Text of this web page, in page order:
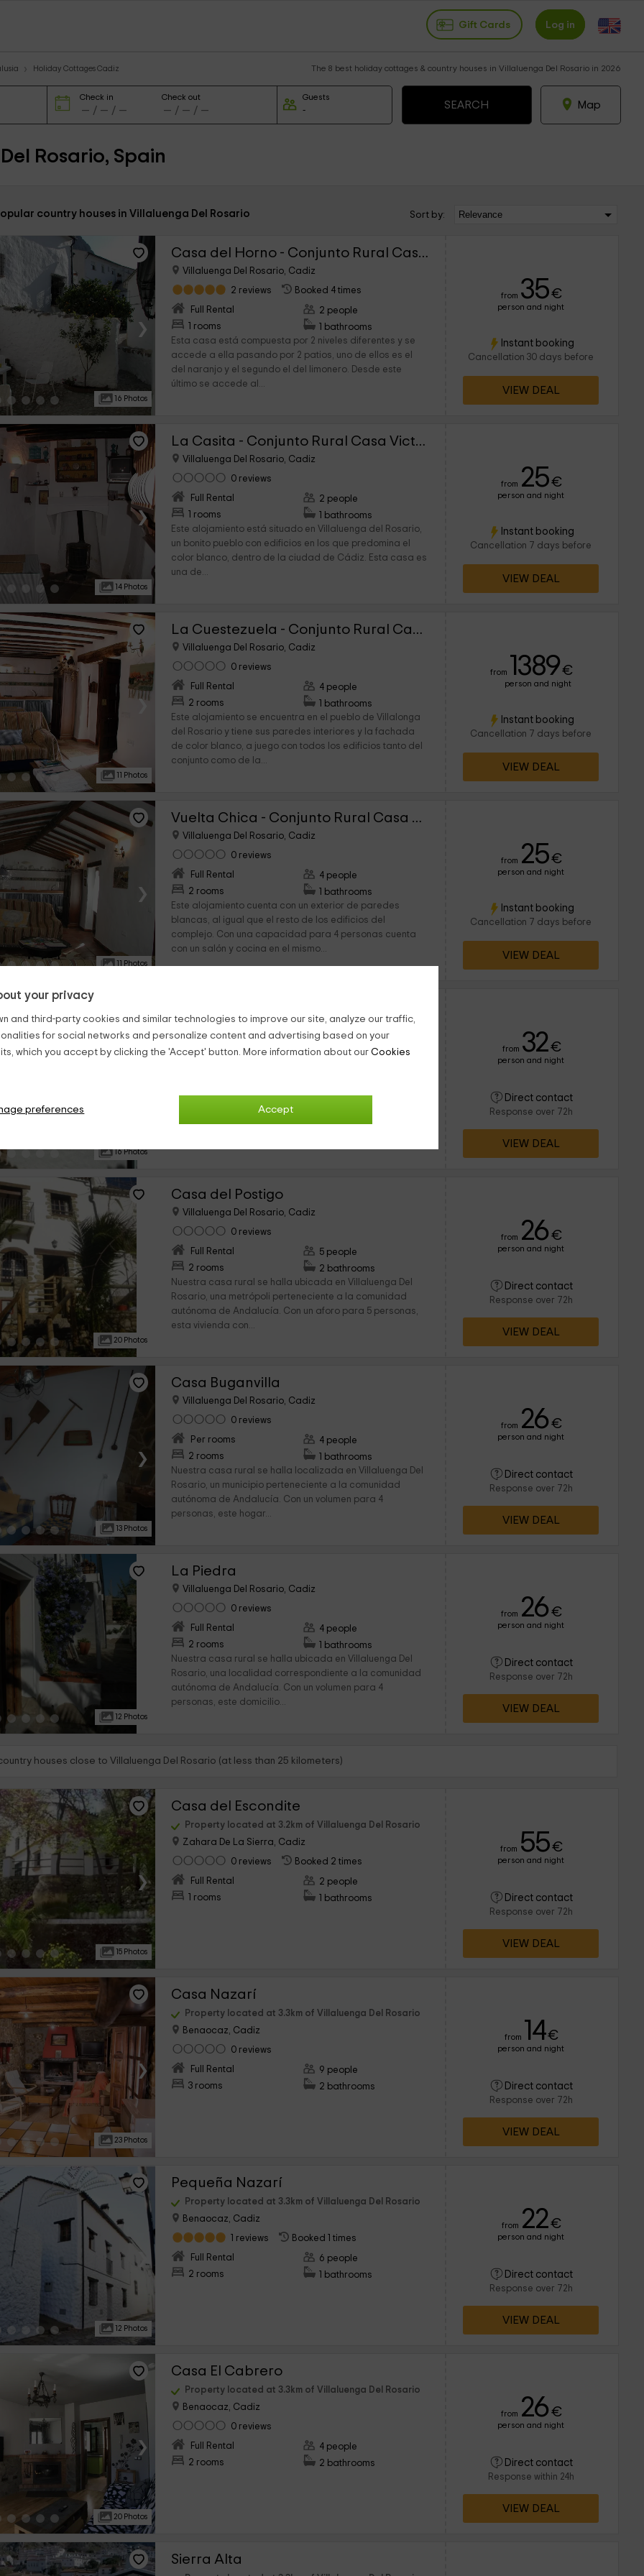
your privacy
and third-party cookies and similar technologies to improve our site, analyze our traffic,
for social networks and personalize content and advertising based on your
which you accept by clicking the 'Accept' button. More information about our Cookies
Accept
preferences
Gift Cards Log in
Holiday Cottages Cadiz The 8 best holiday cottages & country houses in Villaluenga Del Rosario in 2026
Check in Check out Guests
Map
Rosario, Spain
country houses in Villaluenga Del Rosario Sort by:
›
16 Photos
Casa del Horno - Conjunto Rural Casa Victoria
Villaluenga Del Rosario, Cadiz
2 reviews
Booked 4 times
Full Rental
1 rooms
2 people
1 bathrooms
Esta casa está compuesta por 2 niveles diferentes y se
accede a ella pasando por 2 patios, uno de ellos es el
del naranjo y el segundo el del limonero. Desde este
último se accede al...
from 35€
person and night
Instant booking
Cancellation 30 days before
VIEW DEAL
›
14 Photos
La Casita - Conjunto Rural Casa Victoria
Villaluenga Del Rosario, Cadiz
0 reviews
Full Rental
1 rooms
2 people
1 bathrooms
Este alojamiento está situado en Villaluenga del Rosario,
un bonito pueblo con edificios en los que predomina el
color blanco, dentro de la ciudad de Cádiz. Esta casa es
una de...
from 25€
person and night
Instant booking
Cancellation 7 days before
VIEW DEAL
›
11 Photos
La Cuestezuela - Conjunto Rural Casa Victoria
Villaluenga Del Rosario, Cadiz
0 reviews
Full Rental
2 rooms
4 people
1 bathrooms
Este alojamiento se encuentra en el pueblo de Villalonga
del Rosario y tiene sus paredes interiores y la fachada
de color blanco, a juego con todos los edificios tanto del
conjunto como de la...
from 1389€
person and night
Instant booking
Cancellation 7 days before
VIEW DEAL
›
11 Photos
Vuelta Chica - Conjunto Rural Casa Victoria
Villaluenga Del Rosario, Cadiz
0 reviews
Full Rental
2 rooms
4 people
1 bathrooms
Este alojamiento cuenta con un exterior de paredes
blancas, al igual que el resto de los edificios del
complejo. Con una capacidad para 4 personas cuenta
con un salón y cocina en el mismo...
from 25€
person and night
Instant booking
Cancellation 7 days before
VIEW DEAL
16 Photos
Villaluenga Del Rosario, Cadiz
Nuestra casa rural se halla emplazada en Villaluenga Del
Rosario, una ciudad correspondiente a la comunidad
autónoma de Andalucía. Con un volumen para 4
from 32€
person and night
Direct contact
Response over 72h
VIEW DEAL
20 Photos
Casa del Postigo
Villaluenga Del Rosario, Cadiz
0 reviews
Full Rental
2 rooms
5 people
2 bathrooms
Nuestra casa rural se halla ubicada en Villaluenga Del
Rosario, una metrópoli perteneciente a la comunidad
autónoma de Andalucía. Con un aforo para 5 personas,
esta vivienda con...
from 26 €
person and night
Direct contact
Response over 72h
VIEW DEAL
›
13 Photos
Casa Buganvilla
Villaluenga Del Rosario, Cadiz
0 reviews
Per rooms
2 rooms
4 people
1 bathrooms
Nuestra casa rural se halla localizada en Villaluenga Del
Rosario, un municipio perteneciente a la comunidad
autónoma de Andalucía. Con un volumen para 4
personas, este hogar...
from 26 €
person and night
Direct contact
Response over 72h
VIEW DEAL
12 Photos
La Piedra
Villaluenga Del Rosario, Cadiz
0 reviews
Full Rental
2 rooms
4 people
1 bathrooms
Nuestra casa rural se halla ubicada en Villaluenga Del
Rosario, una localidad correspondiente a la comunidad
autónoma de Andalucía. Con un volumen para 4
personas, este domicilio...
from 26 €
person and night
Direct contact
Response over 72h
VIEW DEAL
houses close to Villaluenga Del Rosario (at less than 25 kilometers)
›
15 Photos
Casa del Escondite
Property located at 3.2km of Villaluenga Del Rosario
Zahara De La Sierra, Cadiz
0 reviews
Booked 2 times
Full Rental
1 rooms
2 people
1 bathrooms
from 55€
person and night
Direct contact
Response over 72h
VIEW DEAL
›
23 Photos
Casa Nazarí
Property located at 3.3km of Villaluenga Del Rosario
Benaocaz, Cadiz
0 reviews
Full Rental
3 rooms
9 people
2 bathrooms
from 14€
person and night
Direct contact
Response over 72h
VIEW DEAL
›
12 Photos
Pequeña Nazarí
Property located at 3.3km of Villaluenga Del Rosario
Benaocaz, Cadiz
1 reviews
Booked 1 times
Full Rental
2 rooms
6 people
1 bathrooms
from 22€
person and night
Direct contact
Response over 72h
VIEW DEAL
›
20 Photos
Casa El Cabrero
Property located at 3.3km of Villaluenga Del Rosario
Benaocaz, Cadiz
0 reviews
Full Rental
2 rooms
4 people
2 bathrooms
from 26 €
person and night
Direct contact
Response within 24h
VIEW DEAL
Sierra Alta